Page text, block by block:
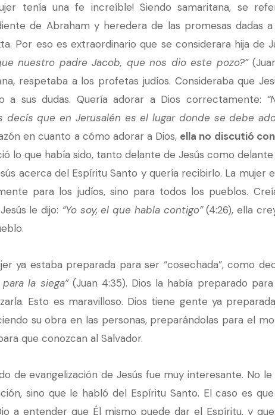
tenía una fe increíble! Siendo samaritana, se
de Abraham y heredera de las promesas dadas
Por eso es extraordinario que se considerara hija de
nuestro padre Jacob, que nos dio este pozo?”
respetaba a los profetas judíos. Consideraba que
a sus dudas. Quería adorar a Dios correctamente:
decís que en Jerusalén es el lugar donde se debe
en cuanto a cómo adorar a Dios, ella no discutió
lo que había sido, tanto delante de Jesús como
acerca del Espíritu Santo y quería recibirlo. La mujer
para los judíos, sino para todos los pueblos.
le dijo: “Yo soy, el que habla contigo”(4:26), ella
ya estaba preparada para ser “cosechada”, como
la siega”(Juan 4:35). Dios la había preparado
Esto es maravilloso. Dios tiene gente ya
su obra en las personas, preparándolas para el
que conozcan al Salvador.
de evangelización de Jesús fue muy interesante. No
sino que le habló del Espíritu Santo. El caso es
a entender que Él mismo puede dar el Espíritu, y